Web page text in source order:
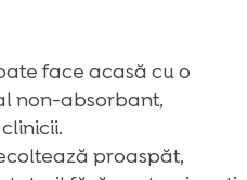
face acasă cu o
non-absorbant,
proaspăt,